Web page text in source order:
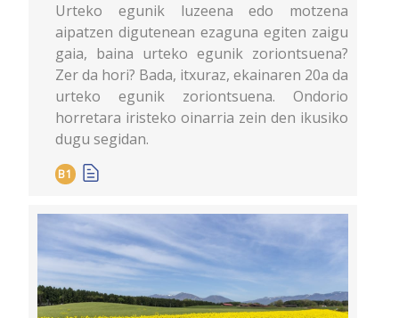
Urteko egunik luzeena edo motzena
aipatzen digutenean ezaguna egiten zaigu
gaia, baina urteko egunik zoriontsuena?
Zer da hori? Bada, itxuraz, ekainaren 20a da
urteko egunik zoriontsuena. Ondorio
horretara iristeko oinarria zein den ikusiko
dugu segidan.
B1